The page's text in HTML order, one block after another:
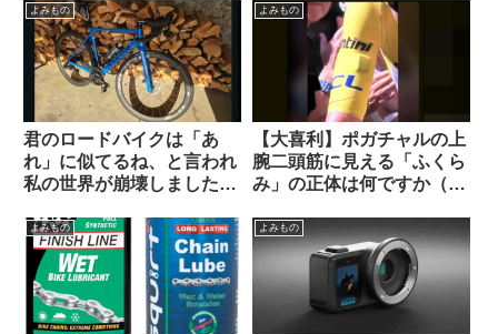
と詰むやつ】
違反にーー海外掲示板での
意見を観察
よみもの
君のロードバイクは「あ
れ」に似てるね、と言われ
私の世界が崩壊しました
よみもの
【大喜利】ポガチャルの上
腕二頭筋に見える「ふくら
み」の正体は何ですか（海
よみもの よみもの